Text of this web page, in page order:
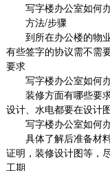
写字楼办公室如何
方法/步骤
到所在办公楼的物
有些签字的协议需不需
要求
写字楼办公室如何
装修方面有哪些要
设计、水电都要在设计
写字楼办公室如何
具体了解后准备材
证明，装修设计图等，
工期